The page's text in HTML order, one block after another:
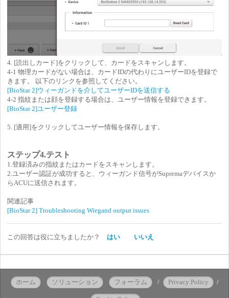
4. [読出しカード]をクリックして、カードをスキャンします。
4-1 物理カードがない場合は、カードIDの代わりにユーザーIDを登録で
きます。 以下のリンクを参照してください。
[BioStar 2]ウィーガンドを介してユーザーIDを送信する
4-2 指紋または顔を登録する場合は、ユーザー情報を登録できます。
[BioStar 2]ユーザー登録
5. [適用]をクリックしてユーザー情報を保存します。
ステップ4.テスト
1.登録済みの指紋またはカードをスキャンします。
2.ユーザー認証が成功すると、ウィーガンド信号がSupremaデバイスか
らACUに送信されます。
関連記事
[BioStar 2] Troubleshooting Wiegand output issues
この回答は役に立ちましたか？ はい いいえ
ホーム ソリューション フォーラム / Privacy Policy /